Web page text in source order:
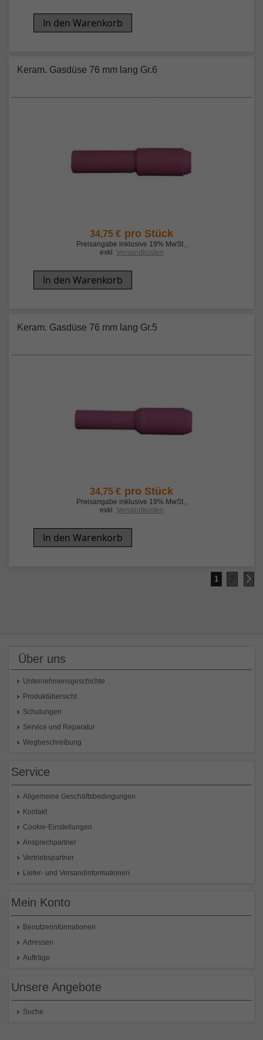
In den Warenkorb
Keram. Gasdüse 76 mm lang Gr.6
34,75 € pro Stück
Preisangabe inklusive 19% MwSt.,
exkl. Versandkosten
In den Warenkorb
Keram. Gasdüse 76 mm lang Gr.5
34,75 € pro Stück
Preisangabe inklusive 19% MwSt.,
exkl. Versandkosten
In den Warenkorb
Sie
lesen
1 Seite
Über uns
Unternehmensgeschichte
Produktübersicht
Schulungen
Service und Reparatur
Wegbeschreibung
Service
Allgemeine Geschäftsbedingungen
Kontakt
Cookie-Einstellungen
Ansprechpartner
Vertriebspartner
Liefer- und Versandinformationen
Mein Konto
Benutzerinformationen
Adressen
Aufträge
Unsere Angebote
Suche